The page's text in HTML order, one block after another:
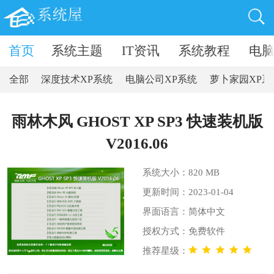
软件 系统主题 IT资讯 系统教程 电
首页
全部 深度技术XP系统 电脑公司XP系统 萝卜家园XP系
雨林木风 GHOST XP SP3 快速装机版
V2016.06
系统大小：820 MB
更新时间：2023-01-04
界面语言：简体中文
授权方式：免费软件
推荐星级：